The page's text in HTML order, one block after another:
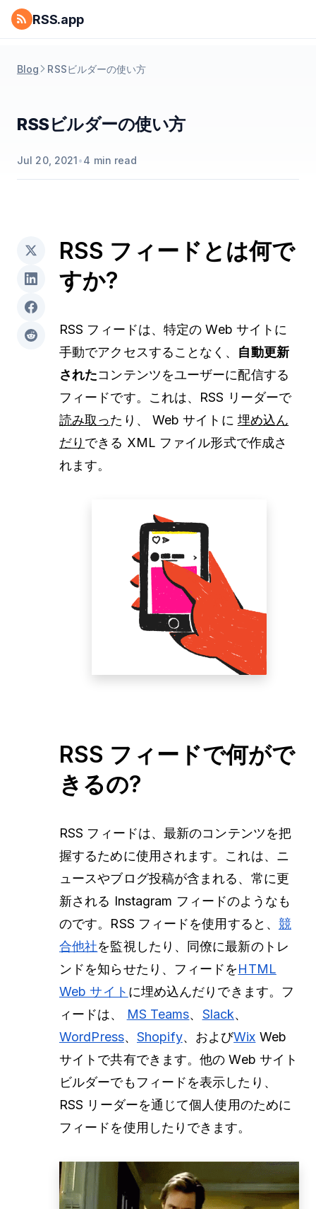
RSS.app
Blog RSSビルダーの使い方
RSSビルダーの使い方
Jul 20, 2021•4 min read
RSS フィードとは何で
すか?
RSS フィードは、特定の Web サイトに
手動でアクセスすることなく、 自動更新
されたコンテンツをユーザーに配信する
フィードです。これは、RSS リーダーで
読み取ったり、 Web サイトに 埋め込ん
だり できる XML ファイル形式で作成さ
れます。
RSS フィードで何がで
きるの?
RSS フィードは、最新のコンテンツを把
握するために使用されます。これは、ニ
ュースやブログ投稿が含まれる、常に更
新される Instagram フィードのようなも
のです。RSS フィードを使用すると、 競
合他社を監視したり、同僚に最新のトレ
ンドを知らせたり、フィードをHTML
Web サイト に埋め込んだりできます。フ
ィードは、
MS Teams、 Slack、
WordPress、Shopify、およびWix Web
サイトで共有できます。他の Web サイト
ビルダーでもフィードを表示したり、
RSS リーダーを通じて個人使用のために
フィードを使用したりできます。